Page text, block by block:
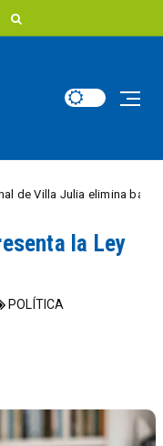
Julia elimina barreras
la Ley
POLÍTICA